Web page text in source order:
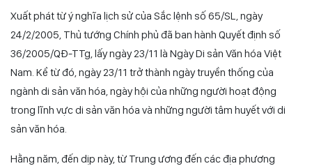
Xuất phát từ ý nghĩa lịch sử của Sắc lệnh số 65/SL, ngày
24/2/2005, Thủ tướng Chính phủ đã ban hành Quyết định số
36/2005/QĐ-TTg, lấy ngày 23/11 là Ngày Di sản Văn hóa Việt
Nam. Kể từ đó, ngày 23/11 trở thành ngày truyền thống của
ngành di sản văn hóa, ngày hội của những người hoạt động
trong lĩnh vực di sản văn hóa và những người tâm huyết với di
sản văn hóa.
Hằng năm, đến dịp này, từ Trung ương đến các địa phương